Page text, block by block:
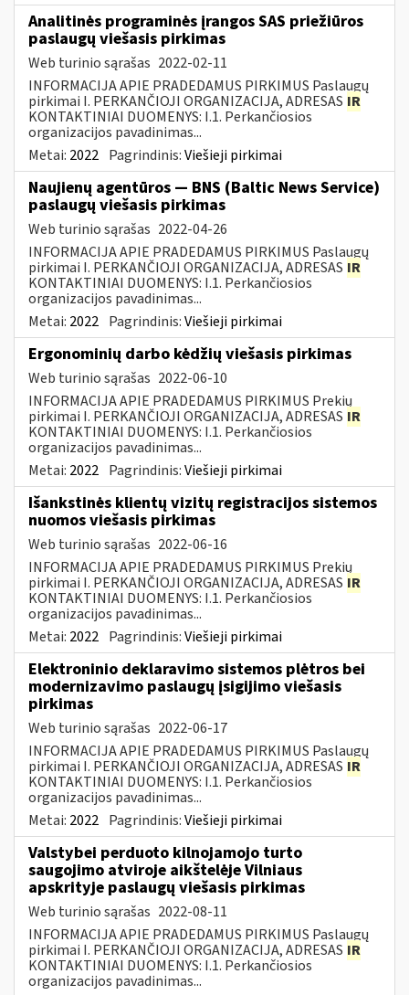
Analitinės programinės įrangos SAS priežiūros
paslaugų viešasis pirkimas
Web turinio sąrašas 2022-02-11
INFORMACIJA APIE PRADEDAMUS PIRKIMUS Paslaugų
pirkimai I. PERKANČIOJI ORGANIZACIJA, ADRESAS IR
KONTAKTINIAI DUOMENYS: I.1. Perkančiosios
organizacijos pavadinimas...
Metai: 2022 Pagrindinis:Viešieji pirkimai
Naujienų agentūros — BNS (Baltic News Service)
paslaugų viešasis pirkimas
Web turinio sąrašas 2022-04-26
INFORMACIJA APIE PRADEDAMUS PIRKIMUS Paslaugų
pirkimai I. PERKANČIOJI ORGANIZACIJA, ADRESAS IR
KONTAKTINIAI DUOMENYS: I.1. Perkančiosios
organizacijos pavadinimas...
Metai: 2022 Pagrindinis:Viešieji pirkimai
Ergonominių darbo kėdžių viešasis pirkimas
Web turinio sąrašas 2022-06-10
INFORMACIJA APIE PRADEDAMUS PIRKIMUS Prekių
pirkimai I. PERKANČIOJI ORGANIZACIJA, ADRESAS IR
KONTAKTINIAI DUOMENYS: I.1. Perkančiosios
organizacijos pavadinimas...
Metai: 2022 Pagrindinis:Viešieji pirkimai
Išankstinės klientų vizitų registracijos sistemos
nuomos viešasis pirkimas
Web turinio sąrašas 2022-06-16
INFORMACIJA APIE PRADEDAMUS PIRKIMUS Prekių
pirkimai I. PERKANČIOJI ORGANIZACIJA, ADRESAS IR
KONTAKTINIAI DUOMENYS: I.1. Perkančiosios
organizacijos pavadinimas...
Metai: 2022 Pagrindinis:Viešieji pirkimai
Elektroninio deklaravimo sistemos plėtros bei
modernizavimo paslaugų įsigijimo viešasis
pirkimas
Web turinio sąrašas 2022-06-17
INFORMACIJA APIE PRADEDAMUS PIRKIMUS Paslaugų
pirkimai I. PERKANČIOJI ORGANIZACIJA, ADRESAS IR
KONTAKTINIAI DUOMENYS: I.1. Perkančiosios
organizacijos pavadinimas...
Metai: 2022 Pagrindinis:Viešieji pirkimai
Valstybei perduoto kilnojamojo turto
saugojimo atviroje aikštelėje Vilniaus
apskrityje paslaugų viešasis pirkimas
Web turinio sąrašas 2022-08-11
INFORMACIJA APIE PRADEDAMUS PIRKIMUS Paslaugų
pirkimai I. PERKANČIOJI ORGANIZACIJA, ADRESAS IR
KONTAKTINIAI DUOMENYS: I.1. Perkančiosios
organizacijos pavadinimas...